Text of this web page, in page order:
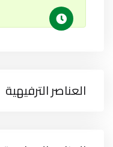
العناصر الترفيهية